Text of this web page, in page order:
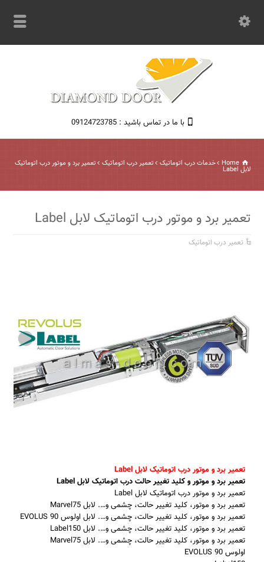
با ما در تماس باشید : 09124723785
Home خدمات درب اتوماتیک تعمیر درب اتوماتیک تعمیر برد و موتور درب اتوماتیک
لابل Label
تعمیر برد و موتور درب اتوماتیک لابل Label
تعمیر درب اتوماتیک
تعمیر برد و موتور درب اتوماتیک لابل Label
تعمیر برد و موتور و کلید تغییر حالت درب اتوماتیک لابل Label
تعمیر برد و موتور درب اتوماتیک لابل Label
تعمیر برد و موتور، کلید تغییر حالت، چشمی و…. لابل Marvel75
تعمیر برد و موتور، کلید تغییر حالت، چشمی و…. لابل اولوس EVOLUS 90
تعمیر برد و موتور، کلید تغییر حالت، چشمی و…. لابل Label150
تعمیر برد و موتور، کلید تغییر حالت، چشمی و…. لابل Marvel75
اولوس EVOLUS 90